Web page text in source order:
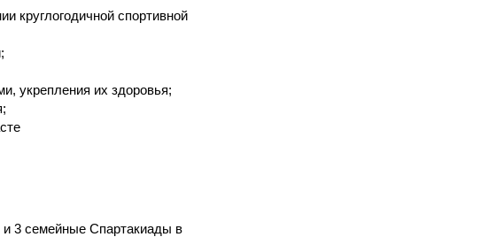
круглогодичной спортивной
укрепления их здоровья;
и 3 семейные Спартакиады в